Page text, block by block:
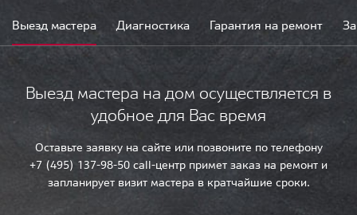
Выезд мастера Диагностика Гарантия на ремонт
Выезд мастера на дом осуществляется в
удобное для Вас время
Оставьте заявку на сайте или позвоните по телефону
+7 (495) 137-98-50 call-центр примет заказ на ремонт и
запланирует визит мастера в кратчайшие сроки.